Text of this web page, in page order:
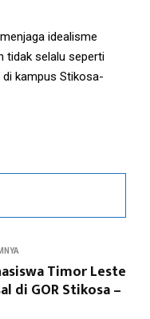
idealisme
tidak selalu seperti
di kampus Stikosa-
Timor Leste
di GOR Stikosa –